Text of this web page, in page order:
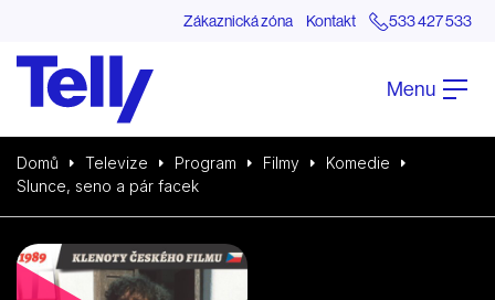
Zákaznická zóna Kontakt 533 427 533
Menu
Domů Televize Program Filmy
Komedie
Slunce, seno a pár facek